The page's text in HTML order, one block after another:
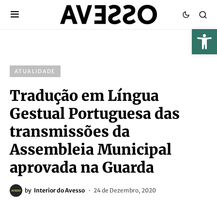
ATUALIDADE
Tradução em Língua
Gestual Portuguesa das
transmissões da
Assembleia Municipal
aprovada na Guarda
by Interior do Avesso 24 de Dezembro, 2020